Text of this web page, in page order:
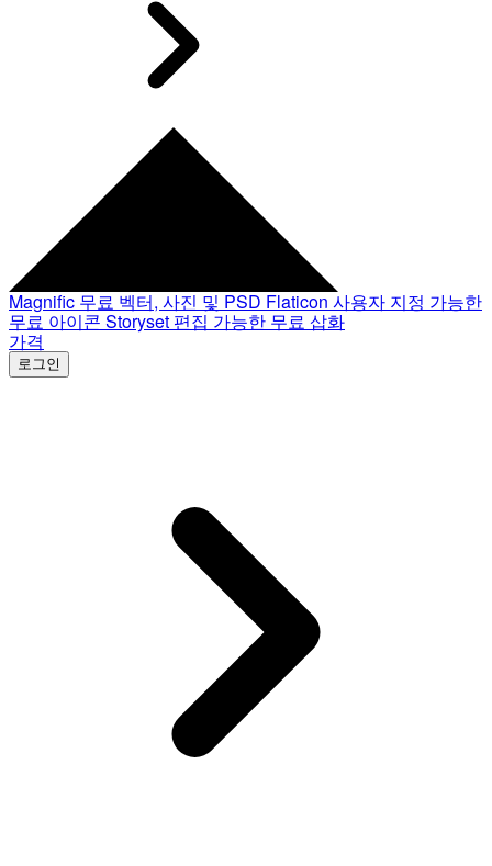
Magnific 무료 벡터, 사진 및 PSD Flaticon 사용자 지정 가능한
무료 아이콘 Storyset 편집 가능한 무료 삽화
가격
로그인